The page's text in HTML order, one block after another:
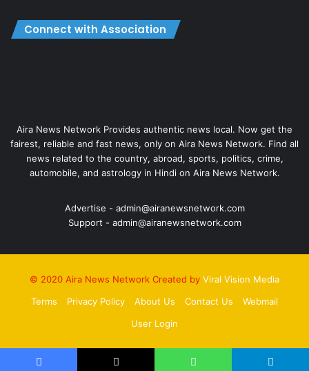
Connect with Association
Aira News Network Provides authentic news local. Now get the
fairest, reliable and fast news, only on Aira News Network. Find all
news related to the country, abroad, sports, politics, crime,
automobile, and astrology in Hindi on Aira News Network.
Advertise - admin@airanewsnetwork.com
Support - admin@airanewsnetwork.com
© 2020 Aira News Network Created by Viral Vision Media
Terms
Privacy Policy About Us Contact Us
Webmail
User Login